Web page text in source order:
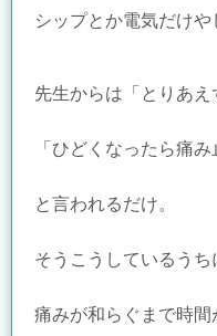
シップとか電気だけや
先生からは「とりあ
「ひどくなったら痛
と言われるだけ。
そうこうしているうち
痛みが和らぐまで時間